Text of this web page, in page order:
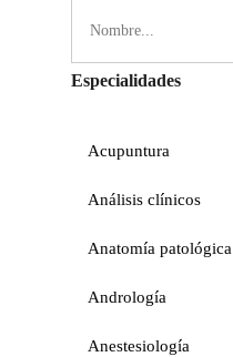
Especialidades
Acupuntura
Análisis clínicos
Anatomía patológica
Andrología
Anestesiología